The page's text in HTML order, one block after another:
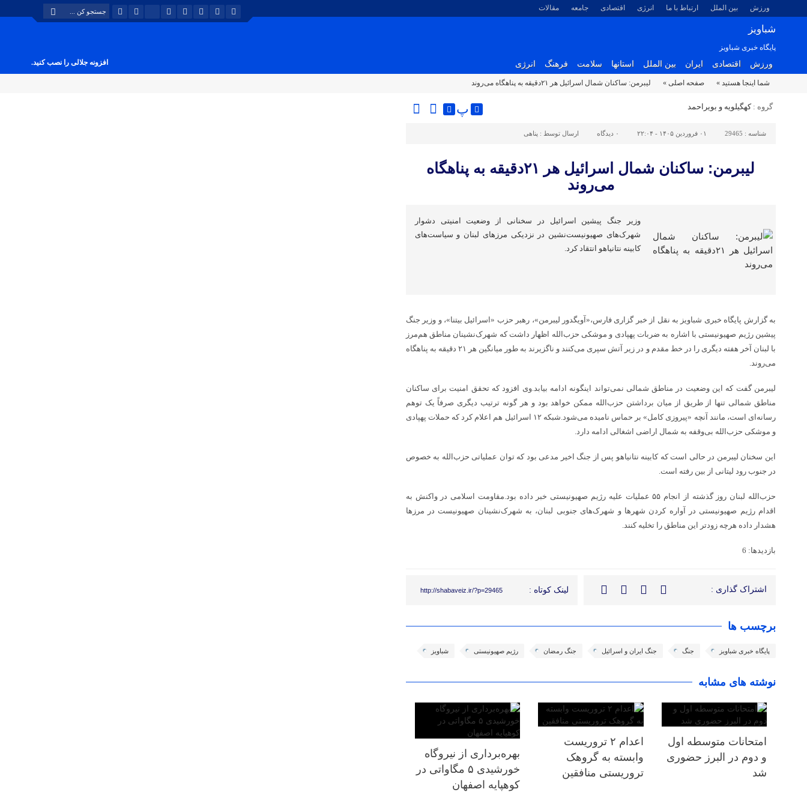
ورزش بین الملل ارتباط با ما انرژی اقتصادی جامعه مقالات
شباویز
پایگاه خبری شباویز
ورزش اقتصادی ایران بین الملل استانها سلامت فرهنگ انرژی افزونه جلالی را نصب کنید.
شما اینجا هستید » صفحه اصلی » لیبرمن: ساکنان شمال اسرائیل هر ۲۱دقیقه به پناهگاه می‌روند
گروه :کهگیلویه و بویراحمد پ
شناسه : 29465 ۰۱ فروردین ۱۴۰۵ - ۲۲:۰۴ ۰ دیدگاه ارسال توسط : پناهی
لیبرمن: ساکنان شمال اسرائیل هر ۲۱دقیقه به پناهگاه
می‌روند
وزیر جنگ پیشین اسرائیل در سخنانی از وضعیت امنیتی دشوار
شهرک‌های صهیونیست‌نشین در نزدیکی مرزهای لبنان و سیاست‌های
کابینه نتانیاهو انتقاد کرد.
به گزارش پایگاه خبری شباویز به نقل از خبر گزاری فارس،«آویگدور لیبرمن»، رهبر حزب «اسرائیل بیتنا»، و وزیر جنگ
پیشین رژیم صهیونیستی با اشاره به ضربات پهپادی و موشکی حزب‌الله اظهار داشت که شهرک‌نشینان مناطق هم‌مرز
با لبنان آخر هفته دیگری را در خط مقدم و در زیر آتش سپری می‌کنند و ناگزیرند به طور میانگین هر ۲۱ دقیقه به پناهگاه
می‌روند.
لیبرمن گفت که این وضعیت در مناطق شمالی نمی‌تواند اینگونه ادامه بیابد.وی افزود که تحقق امنیت برای ساکنان
مناطق شمالی تنها از طریق از میان برداشتن حزب‌الله ممکن خواهد بود و هر گونه ترتیب دیگری صرفاً یک توهم
رسانه‌ای است، مانند آنچه «پیروزی کامل» بر حماس نامیده می‌شود.شبکه ۱۲ اسرائیل هم اعلام کرد که حملات پهپادی
و موشکی حزب‌الله بی‌وقفه به شمال اراضی اشغالی ادامه دارد.
این سخنان لیبرمن در حالی است که کابینه نتانیاهو پس از جنگ اخیر مدعی بود که توان عملیاتی حزب‌الله به خصوص
در جنوب رود لیتانی از بین رفته است.
حزب‌الله لبنان روز گذشته از انجام ۵۵ عملیات علیه رژیم صهیونیستی خبر داده بود.مقاومت اسلامی در واکنش به
اقدام رژیم صهیونیستی در آواره کردن شهرها و شهرک‌های جنوبی لبنان، به شهرک‌نشینان صهیونیست در مرزها
هشدار داده هرچه زودتر این مناطق را تخلیه کنند.
بازدیدها: 6
اشتراک گذاری : لینک کوتاه : http://shabaveiz.ir/?p=29465
برچسب ها
پایگاه خبری شباویز جنگ جنگ ایران و اسرائیل جنگ رمضان رژیم صهیونیستی شباویز
نوشته های مشابه
امتحانات متوسطه اول
و دوم در البرز حضوری
شد
اعدام ۲ تروریست
وابسته به گروهک
تروریستی منافقین
بهره‌برداری از نیروگاه
خورشیدی ۵ مگاواتی در
کوهپایه اصفهان